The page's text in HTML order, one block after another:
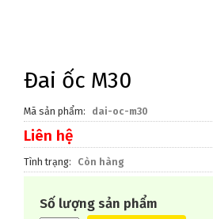
Đai ốc M30
Mã sản phẩm dai-oc-m30
Liên hệ
Tình trạng Còn hàng
Số lượng sản phẩm